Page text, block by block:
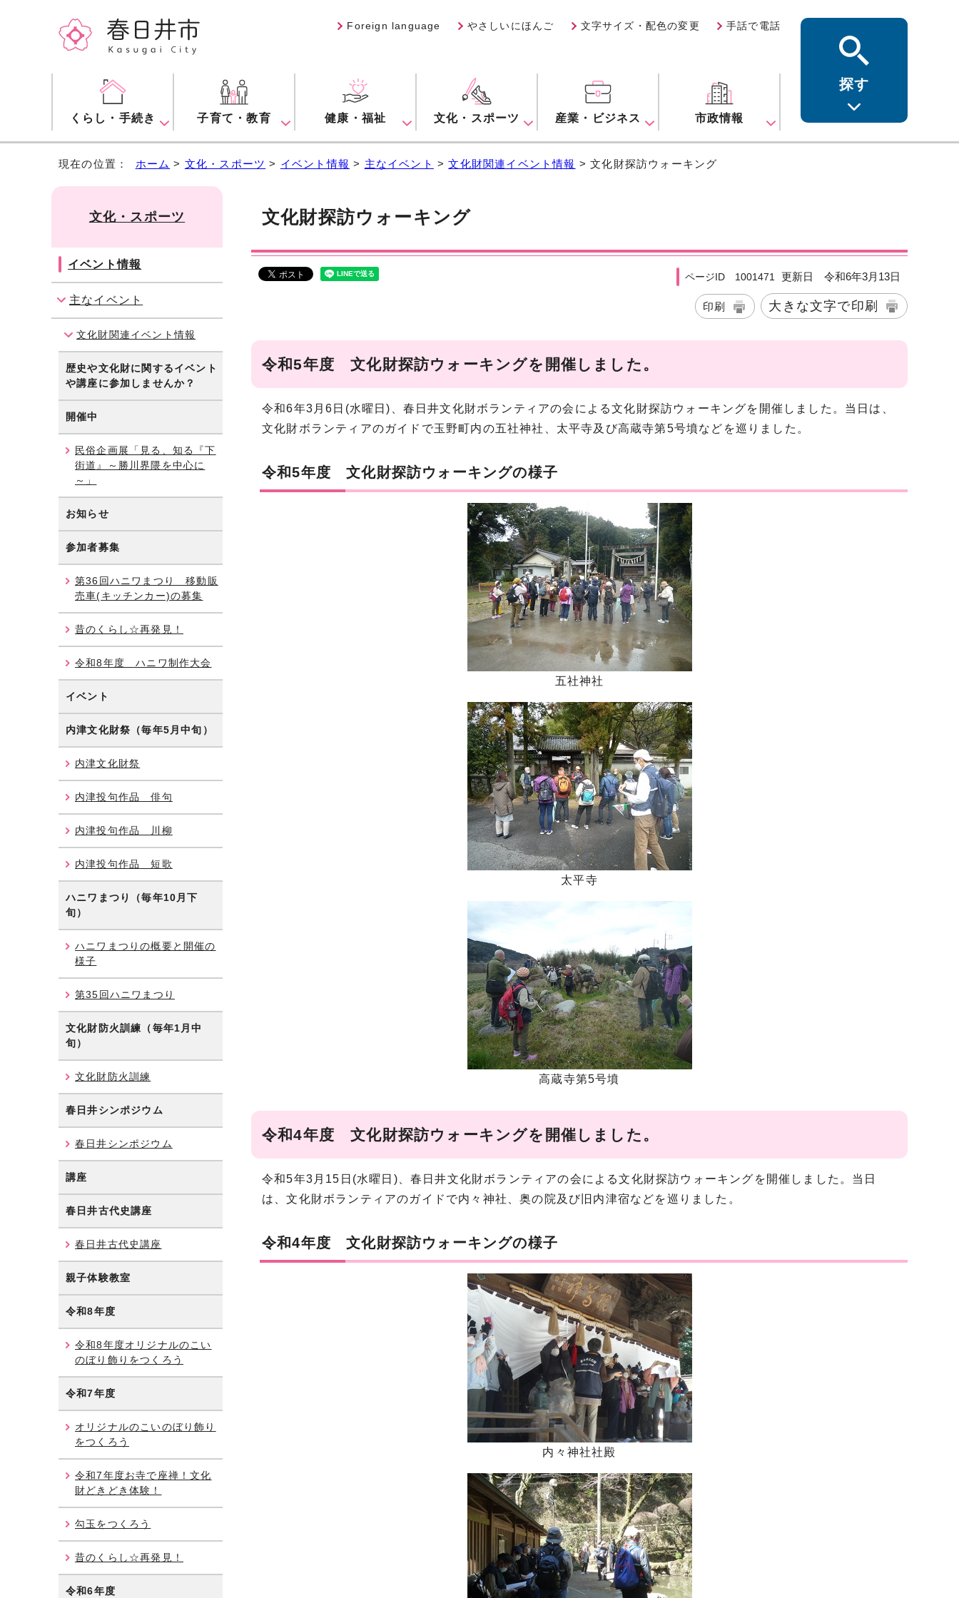
Foreign language やさしいにほんご 文字サイズ・配色の変更 手話で電話
くらし・手続き 子育て・教育 健康・福祉 文化・スポーツ 産業・ビジネス 市政情報
探す
現在の位置： ホーム > 文化・スポーツ > イベント情報 > 主なイベント >文化財関連イベント情報 > 文化財探訪ウォーキング
文化財探訪ウォーキング
ページID 1001471 更新日 令和6年3月13日
印刷 大きな文字で印刷
令和5年度 文化財探訪ウォーキングを開催しました。
令和6年3月6日(水曜日)、春日井文化財ボランティアの会による文化財探訪ウォーキングを開催しました。当日は、
文化財ボランティアのガイドで玉野町内の五社神社、太平寺及び高蔵寺第5号墳などを巡りました。
令和5年度 文化財探訪ウォーキングの様子
五社神社
太平寺
高蔵寺第5号墳
令和4年度 文化財探訪ウォーキングを開催しました。
令和5年3月15日(水曜日)、春日井文化財ボランティアの会による文化財探訪ウォーキングを開催しました。当日
は、文化財ボランティアのガイドで内々神社、奥の院及び旧内津宿などを巡りました。
令和4年度 文化財探訪ウォーキングの様子
内々神社社殿
文化・スポーツ
イベント情報
主なイベント
文化財関連イベント情報
歴史や文化財に関するイベント
や講座に参加しませんか？
開催中
民俗企画展「見る、知る『下
街道』～勝川界隈を中心に
～」
お知らせ
参加者募集
第36回ハニワまつり 移動販
売車(キッチンカー)の募集
昔のくらし☆再発見！
令和8年度 ハニワ制作大会
イベント
内津文化財祭（毎年5月中旬）
内津文化財祭
内津投句作品 俳句
内津投句作品 川柳
内津投句作品 短歌
ハニワまつり（毎年10月下
旬）
ハニワまつりの概要と開催の
様子
第35回ハニワまつり
文化財防火訓練（毎年1月中
旬）
文化財防火訓練
春日井シンポジウム
春日井シンポジウム
講座
春日井古代史講座
春日井古代史講座
親子体験教室
令和8年度
令和8年度オリジナルのこい
のぼり飾りをつくろう
令和7年度
オリジナルのこいのぼり飾り
をつくろう
令和7年度お寺で座禅！文化
財どきどき体験！
勾玉をつくろう
昔のくらし☆再発見！
令和6年度